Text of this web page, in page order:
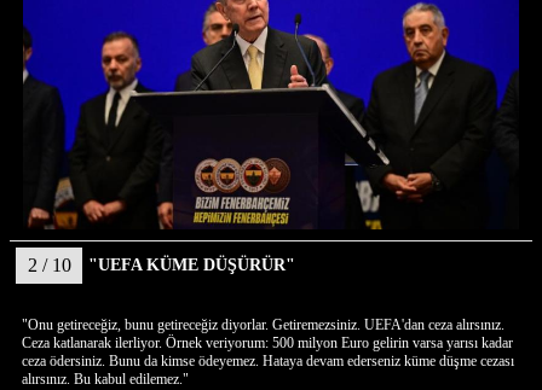
2 / 10 "UEFA KÜME DÜŞÜRÜR"
"Onu getireceğiz, bunu getireceğiz diyorlar. Getiremezsiniz. UEFA'dan ceza alırsınız.
Ceza katlanarak ilerliyor. Örnek veriyorum: 500 milyon Euro gelirin varsa yarısı kadar
ceza ödersiniz. Bunu da kimse ödeyemez. Hataya devam ederseniz küme düşme cezası
alırsınız. Bu kabul edilemez."